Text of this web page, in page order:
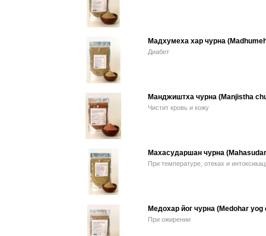
Мадхумеха хар чурна
Диабет
Манджиштха чурна (Manjistha
Чистит кровь и кожу
Махасударшан чурна
При температуре, отеках и
Медохар йог чурна (Medohar yog
При ожирении